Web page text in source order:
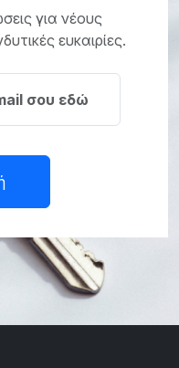
για νέους
ευκαιρίες.